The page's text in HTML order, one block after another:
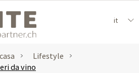
it
Lifestyle
da vino